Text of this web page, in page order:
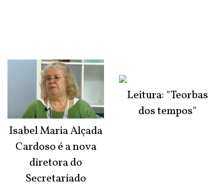
Isabel Maria Alçada
Cardoso é a nova
diretora do
Secretariado
Leitura: "Teorbas
dos tempos"